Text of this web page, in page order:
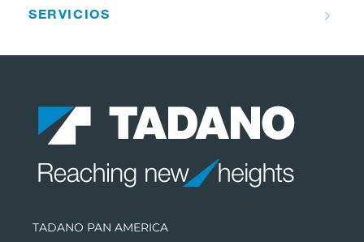
SERVICIOS
TADANO PAN AMERICA